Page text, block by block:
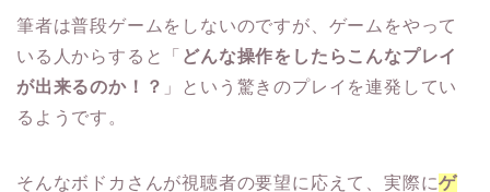
筆者は普段ゲームをしないのですが、ゲームをやって
いる人からすると「 どんな操作をしたらこんなプレイ
が出来るのか！？ 」という驚きのプレイを連発してい
るようです。
そんなボドカさんが視聴者の要望に応えて、実際にゲ